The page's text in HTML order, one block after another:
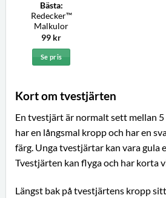
Bästa:
Redecker™
Malkulor
99 kr
Se pris
Kort om tvestjärten
En tvestjärt är normalt sett mellan 5
har en långsmal kropp och har en
färg. Unga tvestjärtar kan vara gula
Tvestjärten kan flyga och har korta
Längst bak på tvestjärtens kropp